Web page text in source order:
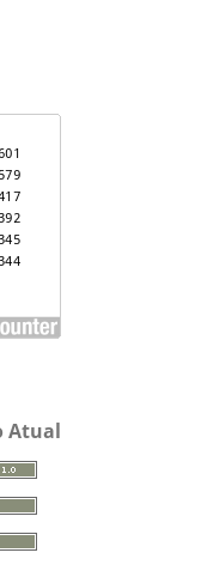
Atual